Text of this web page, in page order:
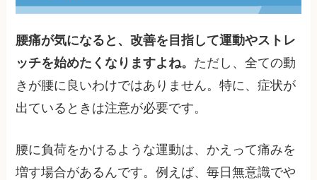
腰痛が気になると、改善を目指して運動やストレ
ッチを始めたくなりますよね。 ただし、全ての動
きが腰に良いわけではありません。特に、症状が
出ているときは注意が必要です。
腰に負荷をかけるような運動は、かえって痛みを
増す場合があるんです。例えば、毎日無意識でや